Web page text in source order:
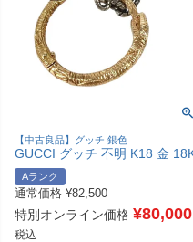
【中古良品】グッチ 銀色
GUCCI グッチ 不明 K18 金 18K
ウロボロス チェーンネックレス
アクセサリー ジュエリー ネッ
クレス Au750 ユニセックス シ
ルバー 【中古】
Aランク
通常価格 ¥82,500
特別オンライン価格 ¥80,000
税込